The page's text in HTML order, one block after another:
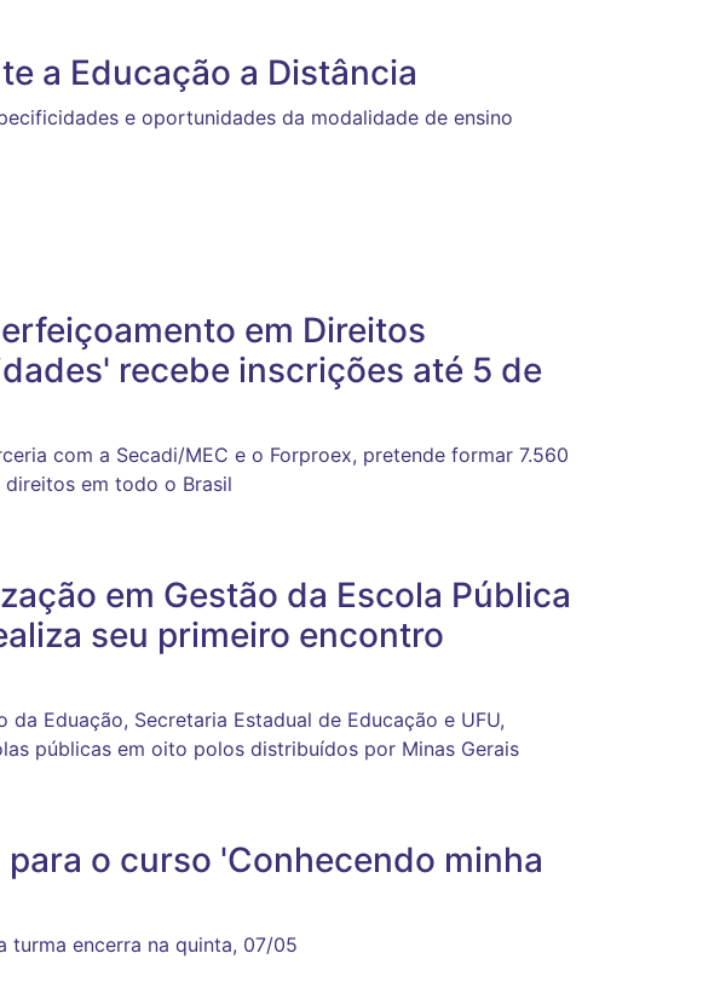
a Educação a Distância
e oportunidades da modalidade de ensino
em Direitos
recebe inscrições até 5 de
com a Secadi/MEC e o Forproex, pretende formar 7.560
em todo o Brasil
em Gestão da Escola Pública
seu primeiro encontro
Eduação, Secretaria Estadual de Educação e UFU,
públicas em oito polos distribuídos por Minas Gerais
o curso 'Conhecendo minha
turma encerra na quinta, 07/05